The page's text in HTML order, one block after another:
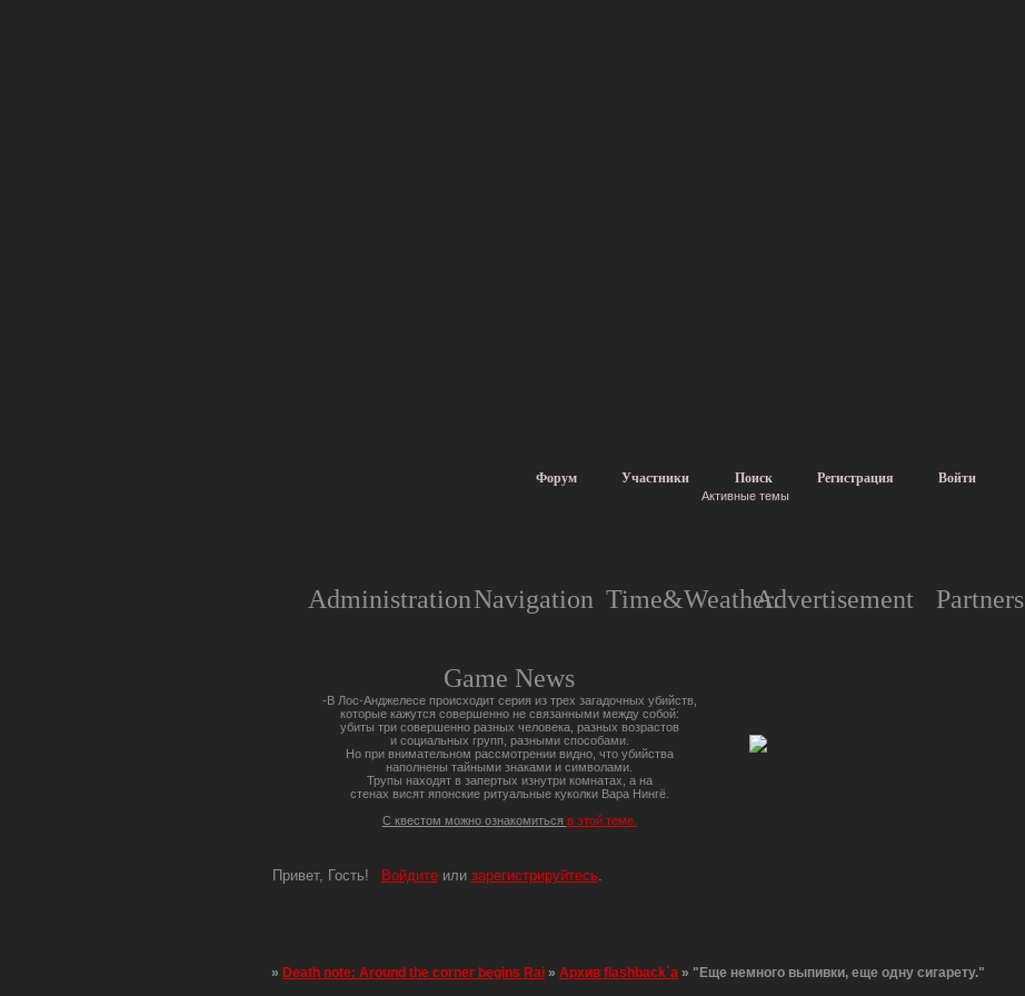
Форум Участники Поиск Регистрация Войти
Активные темы
AdministrationNavigation Time&Weather.Advertisement Partners
Game News
-В Лос-Анджелесе происходит серия из трех загадочных убийств,
которые кажутся совершенно не связанными между собой:
убиты три совершенно разных человека, разных возрастов
и социальных групп, разными способами.
Но при внимательном рассмотрении видно, что убийства
наполнены тайными знаками и символами.
Трупы находят в запертых изнутри комнатах, а на
стенах висят японские ритуальные куколки Вара Нингё.
С квестом можно ознакомиться в этой теме.
Привет, Гость! Войдитеили зарегистрируйтесь.
»Death note: Around the corner begins Rai »Архив flashback`a » "Еще немного выпивки, еще одну сигарету."